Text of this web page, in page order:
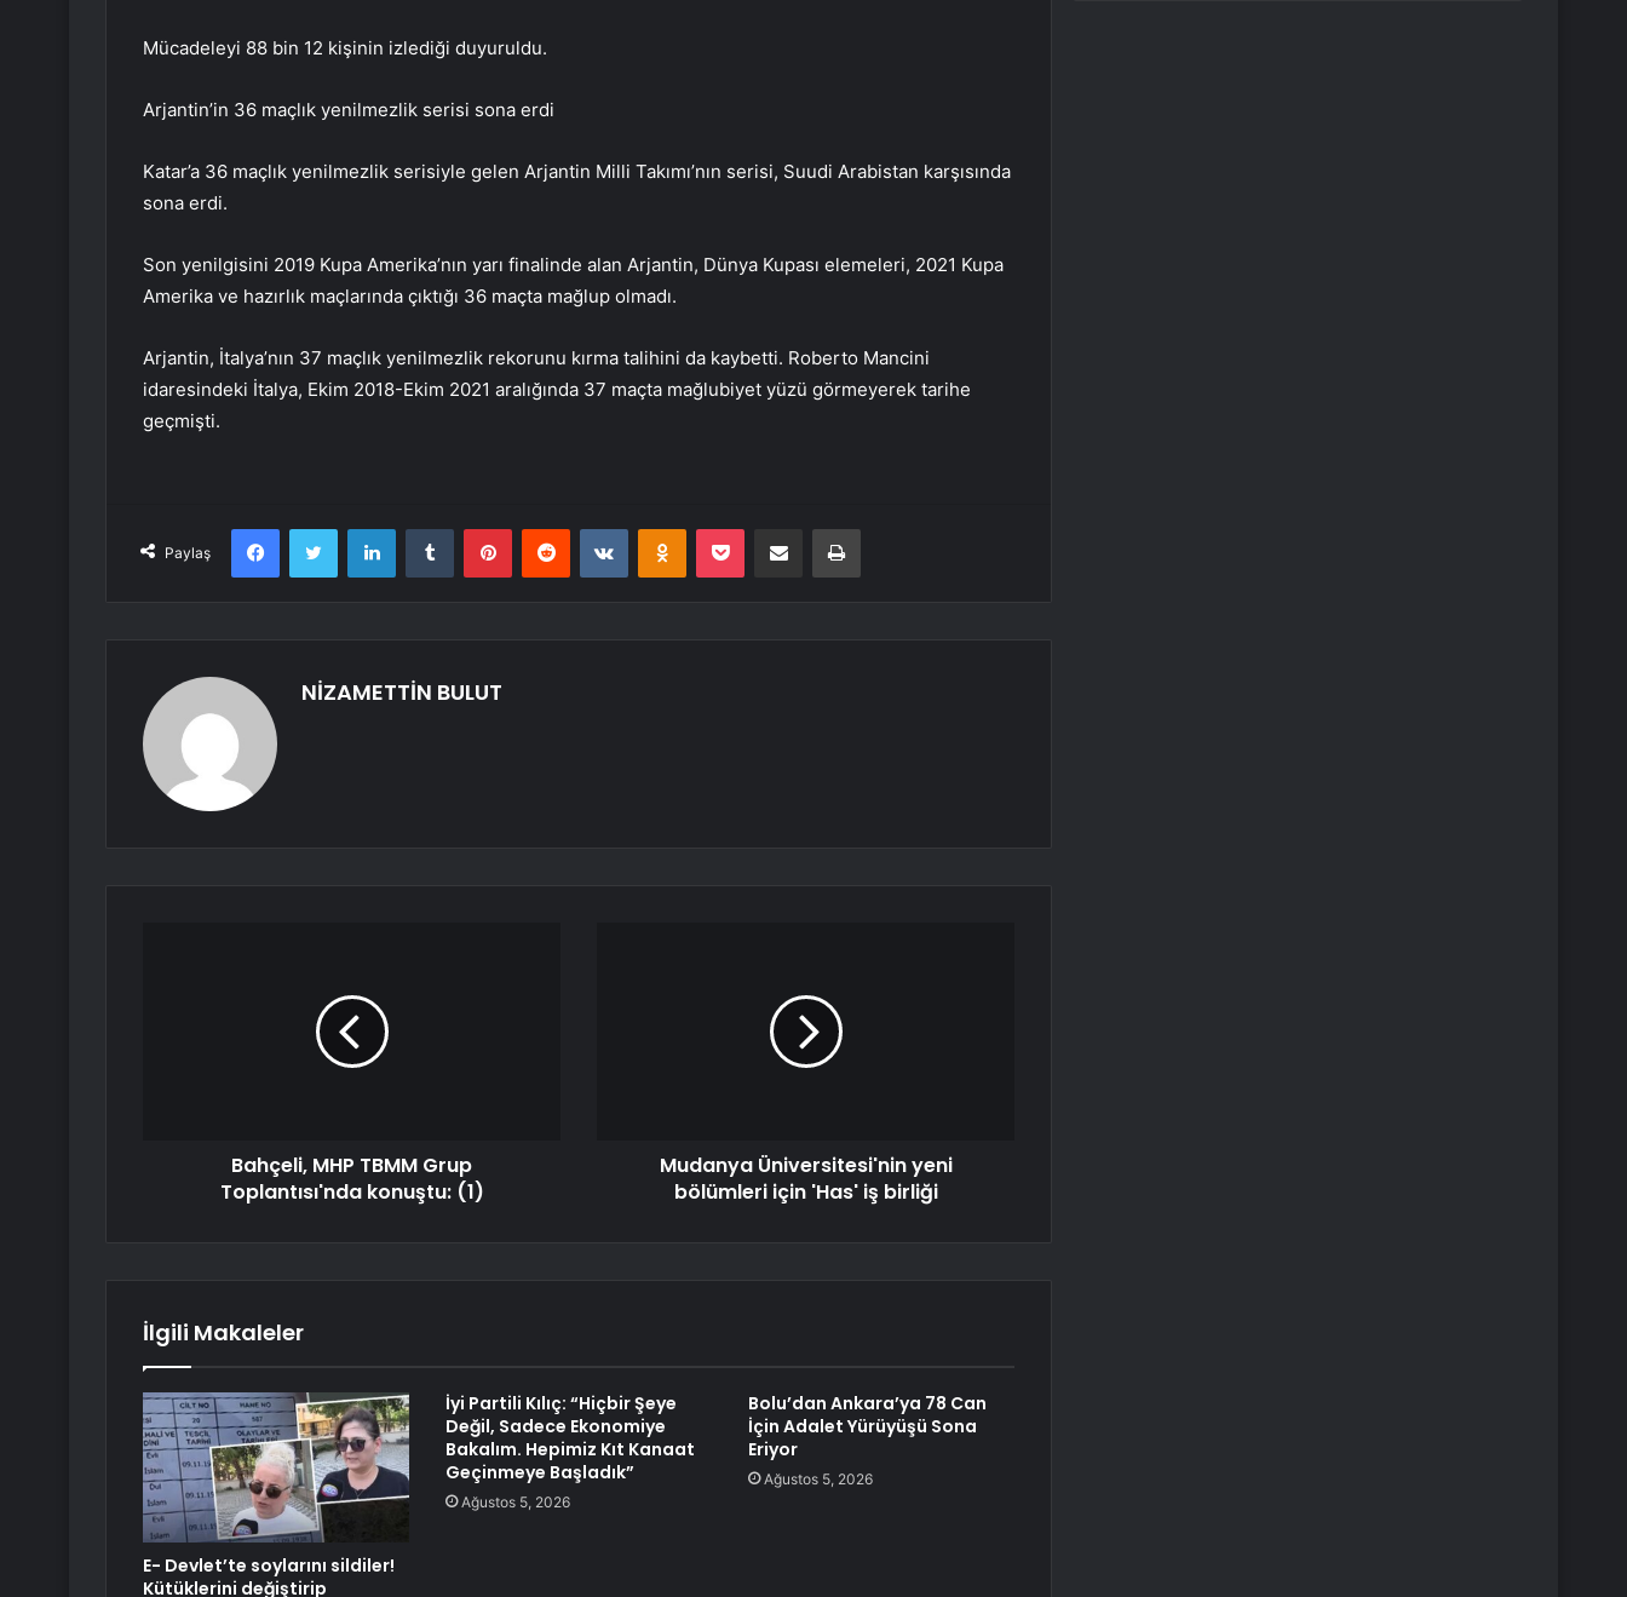
Mücadeleyi 88 bin 12 kişinin izlediği duyuruldu.
Arjantin’in 36 maçlık yenilmezlik serisi sona erdi
Katar’a 36 maçlık yenilmezlik serisiyle gelen Arjantin Milli Takımı’nın serisi, Suudi Arabistan karşısında
sona erdi.
Son yenilgisini 2019 Kupa Amerika’nın yarı finalinde alan Arjantin, Dünya Kupası elemeleri, 2021 Kupa
Amerika ve hazırlık maçlarında çıktığı 36 maçta mağlup olmadı.
Arjantin, İtalya’nın 37 maçlık yenilmezlik rekorunu kırma talihini da kaybetti. Roberto Mancini
idaresindeki İtalya, Ekim 2018-Ekim 2021 aralığında 37 maçta mağlubiyet yüzü görmeyerek tarihe
geçmişti.
Paylaş
FacebookTwitter LinkedInTumblr PinterestReddit VKontakteOdnoklassniki
Pocket E-Posta ile paylaş Yazdır
NİZAMETTİN BULUT
Bahçeli, MHP TBMM Grup
Toplantısı'nda konuştu: (1)
Mudanya Üniversitesi'nin yeni
bölümleri için 'Has' iş birliği
İlgili Makaleler
E- Devlet’te soylarını sildiler!
Kütüklerini değiştirip
İyi Partili Kılıç: “Hiçbir Şeye
Değil, Sadece Ekonomiye
Bakalım. Hepimiz Kıt Kanaat
Geçinmeye Başladık”
Ağustos 5, 2026
Bolu’dan Ankara’ya 78 Can
İçin Adalet Yürüyüşü Sona
Eriyor
Ağustos 5, 2026